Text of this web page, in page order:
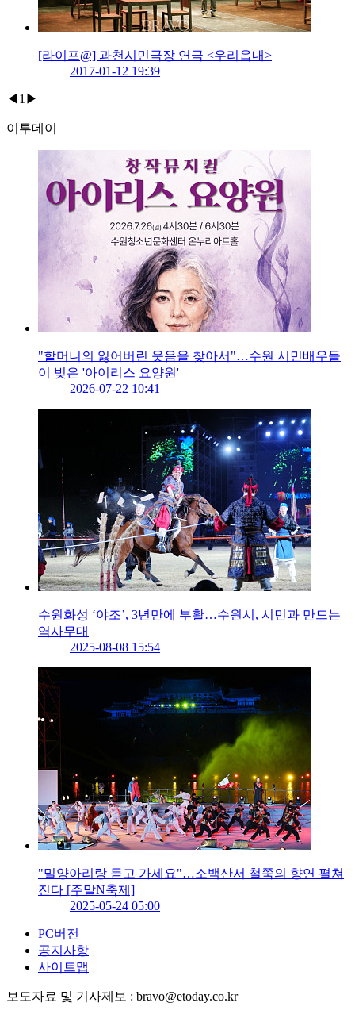
[라이프@] 과천시민극장 연극 <우리읍내>
2017-01-12 19:39
◀ 1 ▶
이투데이
"할머니의 잃어버린 웃음을 찾아서"…수원 시민배우들
이 빚은 '아이리스 요양원'
2026-07-22 10:41
수원화성 ‘야조’, 3년만에 부활…수원시, 시민과 만드는
역사무대
2025-08-08 15:54
"밀양아리랑 듣고 가세요"…소백산서 철쭉의 향연 펼쳐
진다 [주말N축제]
2025-05-24 05:00
PC버전
공지사항
사이트맵
보도자료 및 기사제보 : bravo@etoday.co.kr